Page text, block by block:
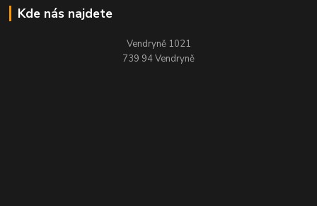
Kde nás najdete
Vendryně 1021
739 94 Vendryně